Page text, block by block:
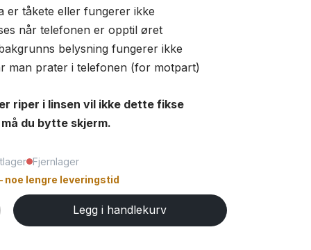
er tåkete eller fungerer ikke
når telefonen er opptil øret
belysning fungerer ikke
man prater i telefonen (for motpart)
riper i linsen vil ikke dette fikse
du bytte skjerm.
Fjernlager
noe lengre leveringstid
Legg i handlekurv